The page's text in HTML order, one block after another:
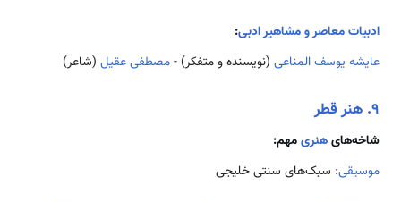
ادبیات معاصر و مشاهیر ادبی:
عایشه یوسف المناعی (نویسنده و متفکر) -مصطفی عقیل (شاعر)
۹. هنر قطر
شاخه‌هایهنریمهم:
موسیقی: سبک‌های سنتی خلیجی